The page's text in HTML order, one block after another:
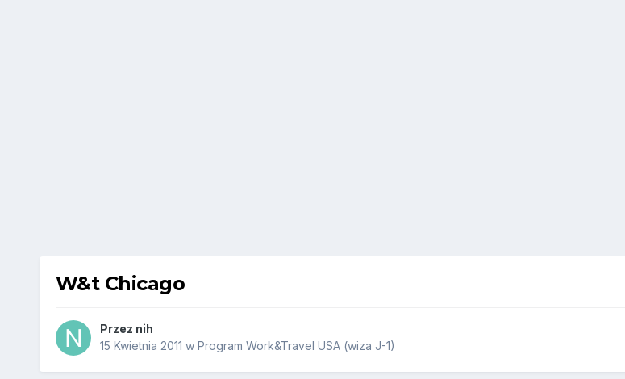
W&t Chicago
Przez nih
15 Kwietnia 2011 w Program Work&Travel USA (wiza J-1)